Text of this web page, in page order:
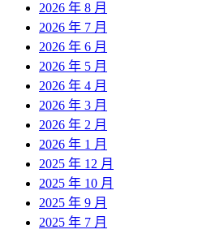
2026 年 8 月
2026 年 7 月
2026 年 6 月
2026 年 5 月
2026 年 4 月
2026 年 3 月
2026 年 2 月
2026 年 1 月
2025 年 12 月
2025 年 10 月
2025 年 9 月
2025 年 7 月